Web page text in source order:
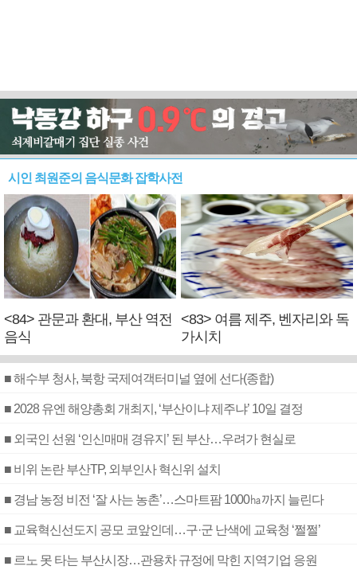
시인 최원준의 음식문화 잡학사전
<84> 관문과 환대, 부산 역전
음식
<83> 여름 제주, 벤자리와 독
가시치
■ 해수부 청사, 북항 국제여객터미널 옆에 선다(종합)
■ 2028 유엔 해양총회 개최지, ‘부산이냐 제주냐’ 10일 결정
■ 외국인 선원 ‘인신매매 경유지’ 된 부산…우려가 현실로
■ 비위 논란 부산TP, 외부인사 혁신위 설치
■ 경남 농정 비전 ‘잘 사는 농촌’…스마트팜 1000㏊까지 늘린다
■ 교육혁신선도지 공모 코앞인데…구·군 난색에 교육청 ‘쩔쩔’
■ 르노 못 타는 부산시장…관용차 규정에 막힌 지역기업 응원